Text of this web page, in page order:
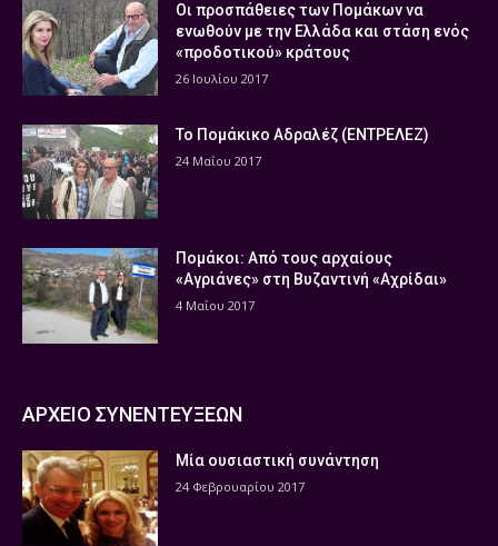
Οι προσπάθειες των Πομάκων να
ενωθούν με την Ελλάδα και στάση ενός
«προδοτικού» κράτους
26 Ιουλίου 2017
Το Πομάκικο Αδραλέζ (ΕΝΤΡΕΛΕΖ)
24 Μαΐου 2017
Πομάκοι: Από τους αρχαίους
«Αγριάνες» στη Βυζαντινή «Αχρίδαι»
4 Μαΐου 2017
ΑΡΧΕΙΟ ΣΥΝΕΝΤΕΥΞΕΩΝ
Μία ουσιαστική συνάντηση
24 Φεβρουαρίου 2017